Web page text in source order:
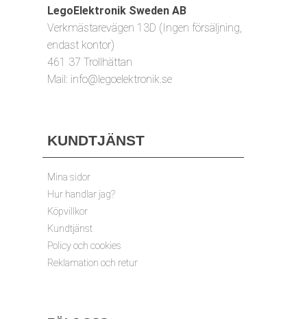
LegoElektronik Sweden AB
Verkmästarevägen 13D (Ingen försäljning,
endast kontor)
461 37 Trollhättan
Mail: info@legoelektronik.se
KUNDTJÄNST
Mina sidor
Hur handlar jag?
Köpvillkor
Kundtjänst
Policy och cookies
Reklamation och retur